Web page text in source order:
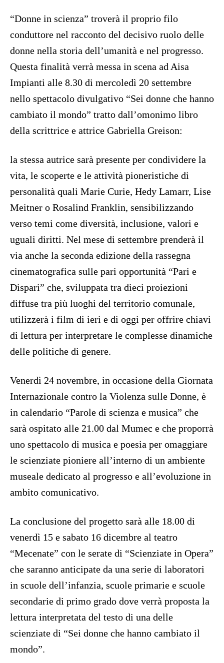
“Donne in scienza” troverà il proprio filo
conduttore nel racconto del decisivo ruolo delle
donne nella storia dell’umanità e nel progresso.
Questa finalità verrà messa in scena ad Aisa
Impianti alle 8.30 di mercoledì 20 settembre
nello spettacolo divulgativo “Sei donne che hanno
cambiato il mondo” tratto dall’omonimo libro
della scrittrice e attrice Gabriella Greison:
la stessa autrice sarà presente per condividere la
vita, le scoperte e le attività pioneristiche di
personalità quali Marie Curie, Hedy Lamarr, Lise
Meitner o Rosalind Franklin, sensibilizzando
verso temi come diversità, inclusione, valori e
uguali diritti. Nel mese di settembre prenderà il
via anche la seconda edizione della rassegna
cinematografica sulle pari opportunità “Pari e
Dispari” che, sviluppata tra dieci proiezioni
diffuse tra più luoghi del territorio comunale,
utilizzerà i film di ieri e di oggi per offrire chiavi
di lettura per interpretare le complesse dinamiche
delle politiche di genere.
Venerdì 24 novembre, in occasione della Giornata
Internazionale contro la Violenza sulle Donne, è
in calendario “Parole di scienza e musica” che
sarà ospitato alle 21.00 dal Mumec e che proporrà
uno spettacolo di musica e poesia per omaggiare
le scienziate pioniere all’interno di un ambiente
museale dedicato al progresso e all’evoluzione in
ambito comunicativo.
La conclusione del progetto sarà alle 18.00 di
venerdì 15 e sabato 16 dicembre al teatro
“Mecenate” con le serate di “Scienziate in Opera”
che saranno anticipate da una serie di laboratori
in scuole dell’infanzia, scuole primarie e scuole
secondarie di primo grado dove verrà proposta la
lettura interpretata del testo di una delle
scienziate di “Sei donne che hanno cambiato il
mondo”.